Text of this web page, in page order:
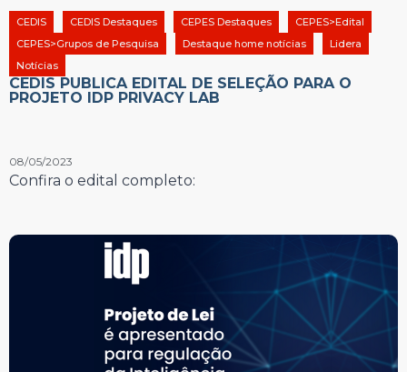
CEDIS CEDIS Destaques CEPES Destaques
CEPES>Edital
CEPES>Grupos de Pesquisa
Destaque home notícias
Lidera
Notícias
CEDIS PUBLICA EDITAL DE SELEÇÃO PARA O
PROJETO IDP PRIVACY LAB
08/05/2023
Confira o edital completo: